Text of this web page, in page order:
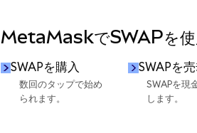
MetaMaskでSWAPを使
SWAPを購入
数回のタップで始め
られます。
SWAPを
SWAPを現
します。